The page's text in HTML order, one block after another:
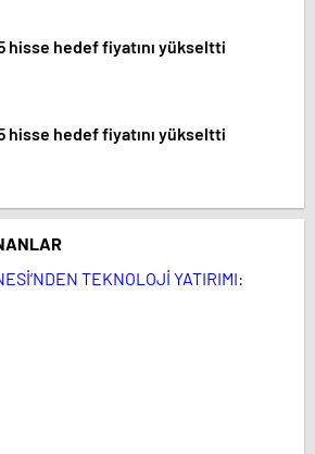
hisse hedef fiyatını yükseltti
hisse hedef fiyatını yükseltti